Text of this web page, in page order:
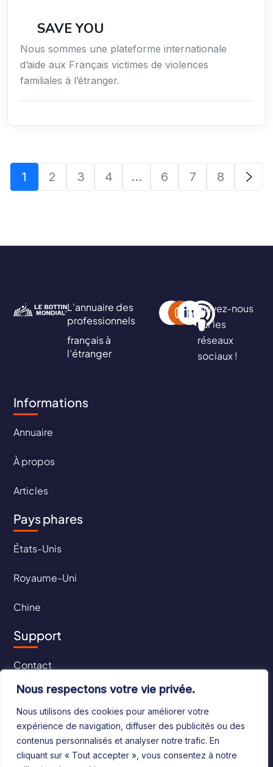
Nous respectons votre vie privée.
Nous utilisons des cookies pour améliorer votre
expérience de navigation, diffuser des publicités ou des
contenus personnalisés et analyser notre trafic. En
cliquant sur « Tout accepter », vous consentez à notre
SAVE YOU
Nous sommes une plateforme internationale
d’aide aux Français victimes de violences
familiales à l’étranger.
1 2 3 4 … 6 7 8
L’annuaire des
professionnels
français à
l’étranger
Suivez-nous
sur les
réseaux
sociaux !
Informations
Annuaire
À propos
Articles
Pays phares
États-Unis
Royaume-Uni
Chine
Support
Contact
CGU
CGV